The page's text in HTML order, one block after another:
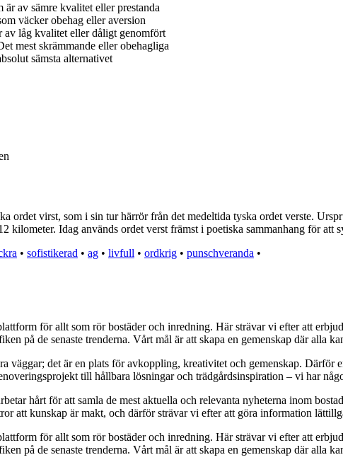
är av sämre kvalitet eller prestanda
väcker obehag eller aversion
av låg kvalitet eller dåligt genomfört
mest skrämmande eller obehagliga
sämsta alternativet
ordet virst, som i sin tur härrör från det medeltida tyska ordet verste.
kilometer. Idag används ordet verst främst i poetiska sammanhang för att
• sofistikerad • ag • livfull • ordkrig • punschveranda •
för allt som rör bostäder och inredning. Här strävar vi efter att
på de senaste trenderna. Vårt mål är att skapa en gemenskap där alla
väggar; det är en plats för avkoppling, kreativitet och gemenskap.
till hållbara lösningar och trädgårdsinspiration – vi har
hårt för att samla de mest aktuella och relevanta nyheterna inom
att kunskap är makt, och därför strävar vi efter att göra information
för allt som rör bostäder och inredning. Här strävar vi efter att
på de senaste trenderna. Vårt mål är att skapa en gemenskap där alla